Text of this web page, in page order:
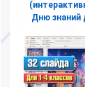
Дню знаний